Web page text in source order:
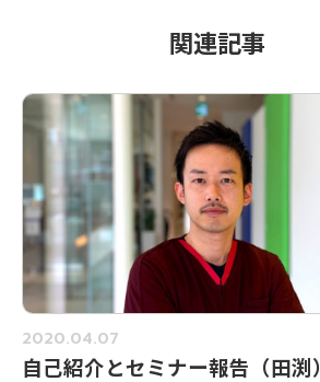
関連記事
2020.04.07
自己紹介とセミナー報告（田渕）